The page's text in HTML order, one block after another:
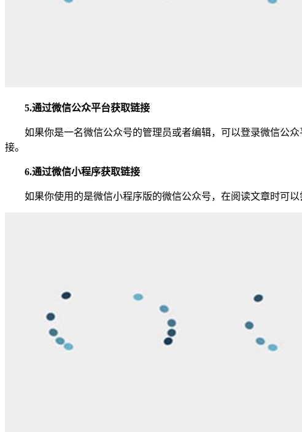
5.通过微信公众平台获取链接
如果你是一名微信公众号的管理员或者编辑，可以登录微信公
接。
6.通过微信小程序获取链接
如果你使用的是微信小程序版的微信公众号，在阅读文章时可